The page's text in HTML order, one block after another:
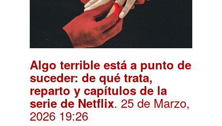
Algo terrible está a punto de
suceder: de qué trata,
reparto y capítulos de la
serie de Netflix. 25 de Marzo,
2026 19:26